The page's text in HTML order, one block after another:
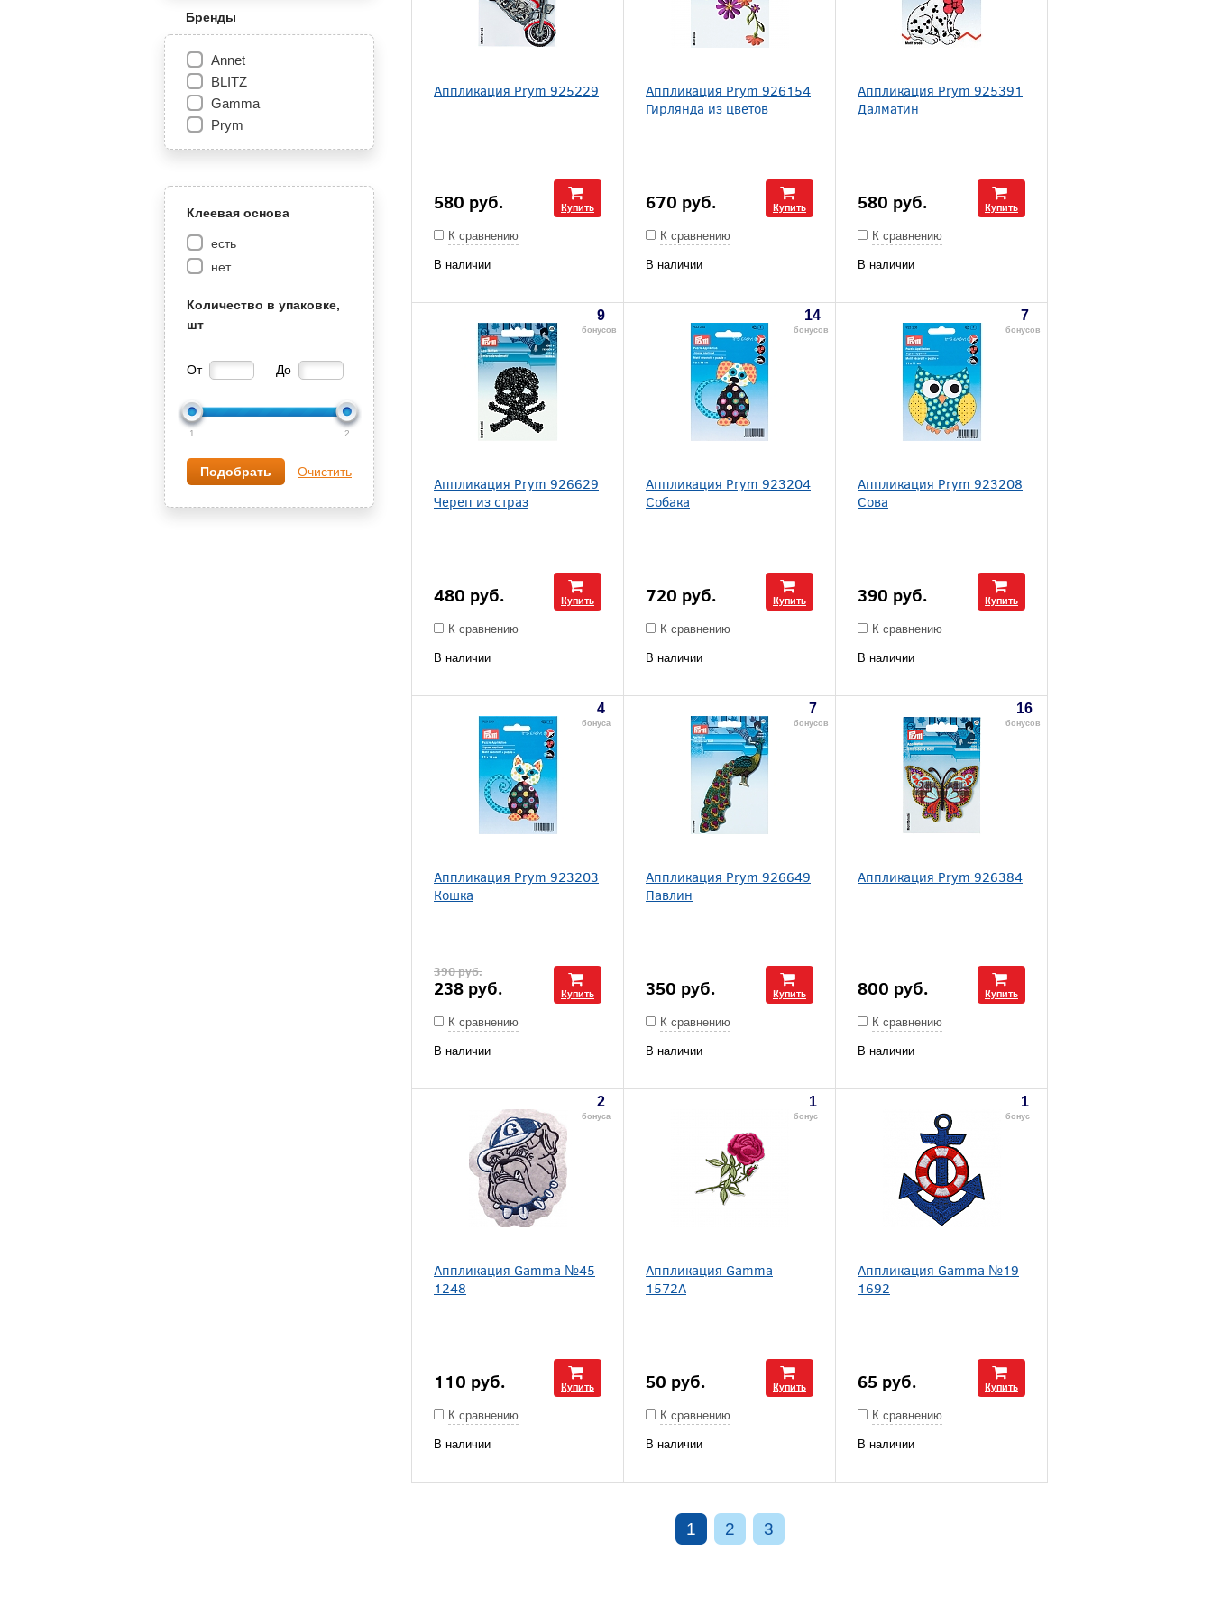
Бренды
Annet
BLITZ
Gamma
Prym
Клеевая основа
есть
нет
Количество в упаковке,
шт
От До
1 2
Очистить
Аппликация Prym 925229
580 руб. Купить
К сравнению
В наличии
Аппликация Prym 926154
Гирлянда из цветов
670 руб. Купить
К сравнению
В наличии
Аппликация Prym 925391
Далматин
580 руб. Купить
К сравнению
В наличии
9
бонусов
Аппликация Prym 926629
Череп из страз
480 руб. Купить
К сравнению
В наличии
14
бонусов
Аппликация Prym 923204
Собака
720 руб. Купить
К сравнению
В наличии
7
бонусов
Аппликация Prym 923208
Сова
390 руб. Купить
К сравнению
В наличии
4
бонуса
Аппликация Prym 923203
Кошка
390руб.
238 руб. Купить
К сравнению
В наличии
7
бонусов
Аппликация Prym 926649
Павлин
350 руб. Купить
К сравнению
В наличии
16
бонусов
Аппликация Prym 926384
800 руб. Купить
К сравнению
В наличии
2
бонуса
Аппликация Gamma №45
1248
110 руб. Купить
К сравнению
В наличии
1
бонус
Аппликация Gamma
1572A
50 руб. Купить
К сравнению
В наличии
1
бонус
Аппликация Gamma №19
1692
65 руб. Купить
К сравнению
В наличии
1 2 3